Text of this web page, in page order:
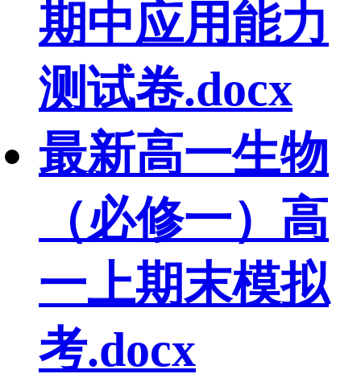
期中应用能力
测试卷.docx
最新高一生物
（必修一）高
一上期末模拟
考.docx